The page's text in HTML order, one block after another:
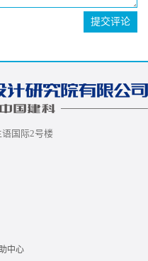
提交评论
国际2号楼
中心